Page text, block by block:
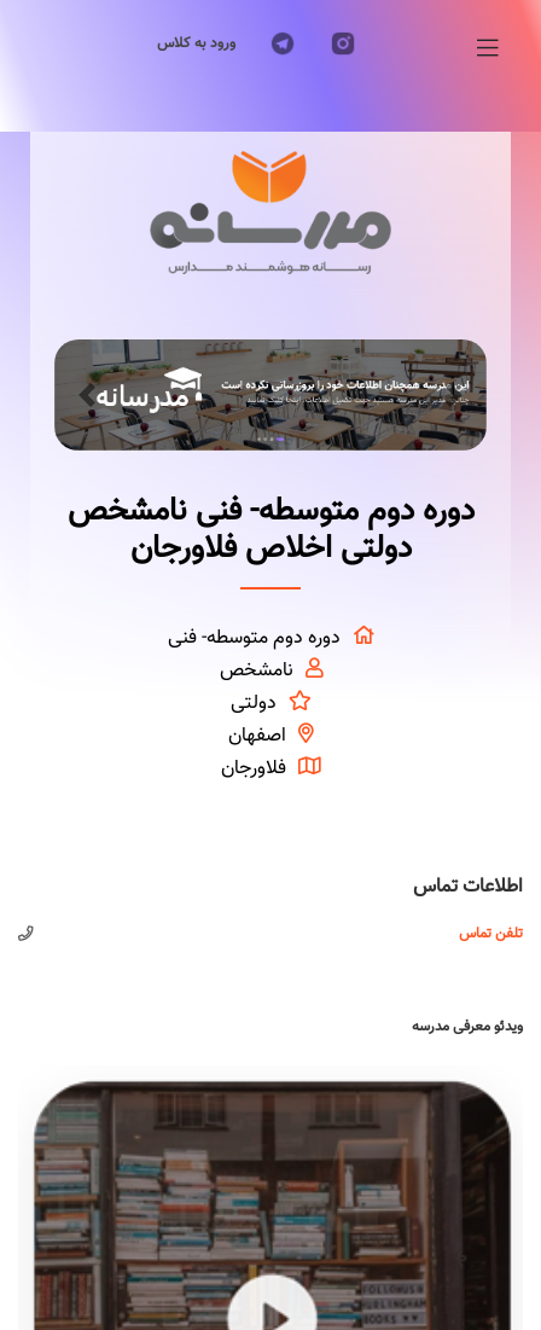
ورود به کلاس
Previous Next
دوره دوم متوسطه- فنی نامشخص
دولتی اخلاص فلاورجان
دوره دوم متوسطه- فنی
نامشخص
دولتی
اصفهان
فلاورجان
اطلاعات تماس
تلفن تماس
ویدئو معرفی مدرسه